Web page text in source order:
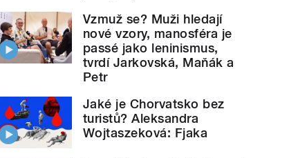
Vzmuž se? Muži hledají
nové vzory, manosféra je
passé jako leninismus,
tvrdí Jarkovská, Maňák a
Petr
Jaké je Chorvatsko bez
turistů? Aleksandra
Wojtaszeková: Fjaka